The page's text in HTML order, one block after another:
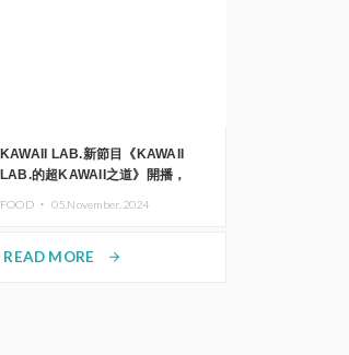
KAWAII LAB.新節目《KAWAII
LAB.的超KAWAII之道》開播，
FOOD ・ 05.November.2024
READ MORE arrow_forward